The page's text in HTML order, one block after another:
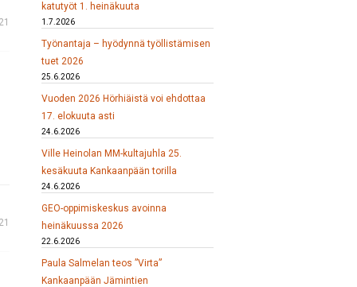
katutyöt 1. heinäkuuta
1.7.2026
Työnantaja – hyödynnä työllistämisen
tuet 2026
25.6.2026
Vuoden 2026 Hörhiäistä voi ehdottaa
17. elokuuta asti
24.6.2026
Ville Heinolan MM-kultajuhla 25.
kesäkuuta Kankaanpään torilla
24.6.2026
GEO-oppimiskeskus avoinna
heinäkuussa 2026
22.6.2026
Paula Salmelan teos ”Virta”
Kankaanpään Jämintien